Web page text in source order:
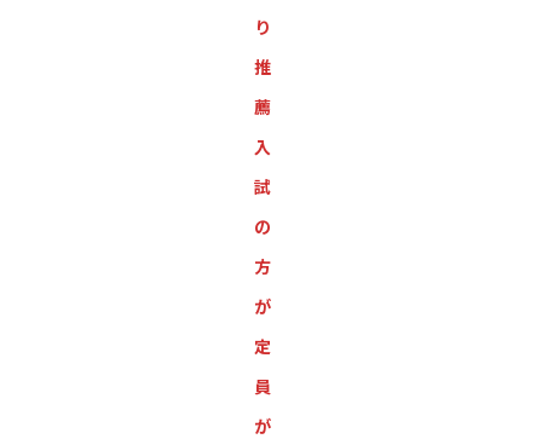
り
推
薦
入
試
の
方
が
定
員
が